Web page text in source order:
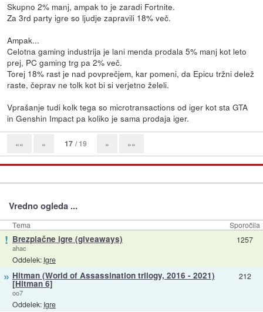
Skupno 2% manj, ampak to je zaradi Fortnite.
Za 3rd party igre so ljudje zapravili 18% več.
Ampak...
Celotna gaming industrija je lani menda prodala 5% manj kot leto
prej, PC gaming trg pa 2% več.
Torej 18% rast je nad povprečjem, kar pomeni, da Epicu tržni delež
raste, čeprav ne tolk kot bi si verjetno želeli.
Vprašanje tudi kolk tega so microtransactions od iger kot sta GTA
in Genshin Impact pa koliko je sama prodaja iger.
«« « 17 / 19 » »»
Vredno ogleda ...
Tema Sporočila
! Brezplačne igre (giveaways)
ahac
Oddelek: Igre
1257
» Hitman (World of Assassination trilogy, 2016 - 2021)
[Hitman 6]
oo7
Oddelek: Igre
212